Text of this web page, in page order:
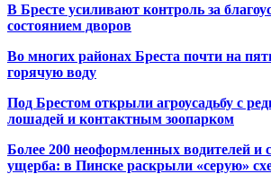
В Бресте усиливают контроль за
состоянием дворов
Во многих районах Бреста почти на
горячую воду
Под Брестом открыли агроусадьбу с
лошадей и контактным зоопарком
Более 200 неоформленных водителей и
ущерба: в Пинске раскрыли «серую»